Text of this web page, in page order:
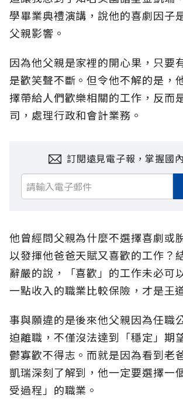
學畢業典禮演講，說他的喜劇因子
父親影響。
因為他父親是家裡的開心果，只要
是歡笑聲不斷。但令他不解的是，
擇帶給人們歡樂相關的工作，反而
司，處理行政和會計業務。
訂閱遠見電子報，掌握國
他曾經問父親為什麼不選擇喜劇或
以發揮他爸爸天賦又喜歡的工作？
辭嚴的說，「喜歡」的工作未必可
一點收入的職業比較保險，才是王
事與願違的是後來他父親因為任職
迫離職，不僅沒法達到「穩定」期
鬱寡歡不得志。而就是因為看到老
凱瑞深刻了解到，他一定要選擇一
受過程」的職業。